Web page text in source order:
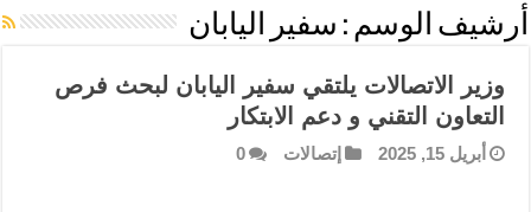
أرشيف الوسم : سفير اليابان
وزير الاتصالات يلتقي سفير اليابان لبحث فرص
التعاون التقني و دعم الابتكار
أبريل 15, 2025 إتصالات 0